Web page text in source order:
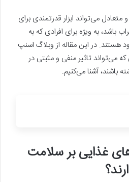
متعادل می‌تواند ابزار قدرتمندی برای
به ویژه برای افرادی که به
هستند. در این مقاله از وبلاگ اسنپ
می‌تواند تاثیر منفی و مثبتی در
باشند، آشنا می‌کنیم.
غذایی بر سلامت